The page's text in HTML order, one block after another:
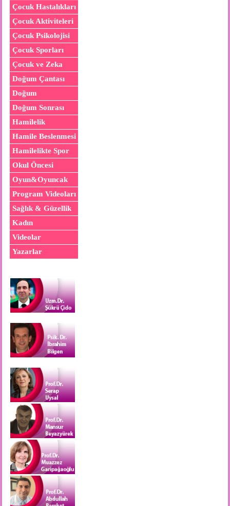
Çocuk Hastalıkları
Çocuk Aktiviteleri
Çocuk Psikolojisi
Çocuk Sporları
Çocuk ve Zeka
Doğum Çantası
Doğum
Doğum Sonrası
Hamilelik
Hamile Beslenmesi
Hamilelikte Spor
Okul Öncesi
Oyun&Oyuncak
Program Videoları
Sağlık & Güzellik
Kadın
Videolar
Yazarlar